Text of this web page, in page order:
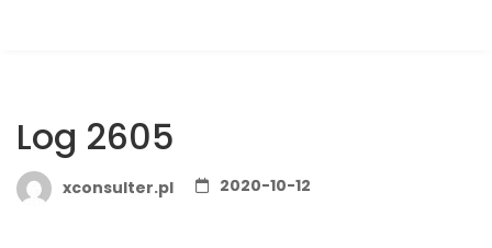
Log 2605
xconsulter.pl 2020-10-12